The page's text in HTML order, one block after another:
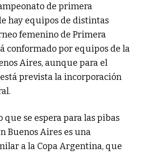
de primera
hay equipos de distintas
femenino de Primera
conformado por equipos de la
Aires, aunque para el
prevista la incorporación
se espera para las pibas
Buenos Aires es una
a la Copa Argentina, que